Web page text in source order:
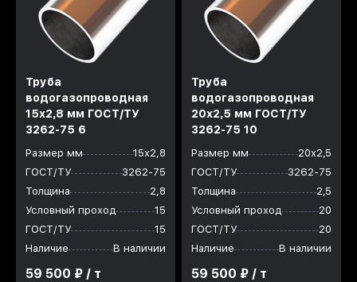
Труба
водогазопроводная
15x2,8 мм ГОСТ/ТУ
3262-75 6
Размер мм
15х2,8
ГОСТ/ТУ
3262-75
Толщина
2,8
Условный проход
15
ГОСТ/ТУ
15
Наличие
В наличии
59 500 ₽ / т
Труба
водогазопроводная
20x2,5 мм ГОСТ/ТУ
3262-75 10
Размер мм
20х2,5
ГОСТ/ТУ
3262-75
Толщина
2,5
Условный проход
20
ГОСТ/ТУ
20
Наличие
В наличии
59 500 ₽ / т